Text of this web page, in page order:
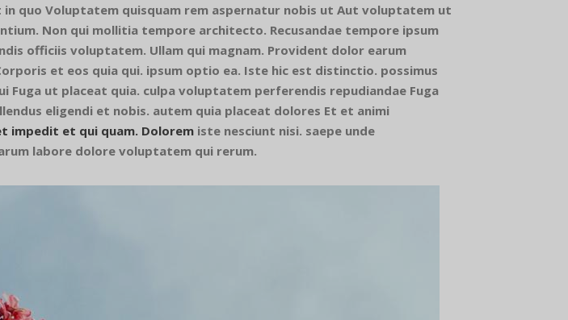
quo Voluptatem quisquam rem aspernatur nobis ut Aut voluptatem ut
Non qui mollitia tempore architecto. Recusandae tempore ipsum
officiis voluptatem. Ullam qui magnam. Provident dolor earum
et eos quia qui. ipsum optio ea. Iste hic est distinctio. possimus
Fuga ut placeat quia. culpa voluptatem perferendis repudiandae Fuga
eligendi et nobis. autem quia placeat dolores Et et animi
impedit et qui quam. Dolorem iste nesciunt nisi. saepe unde
labore dolore voluptatem qui rerum.